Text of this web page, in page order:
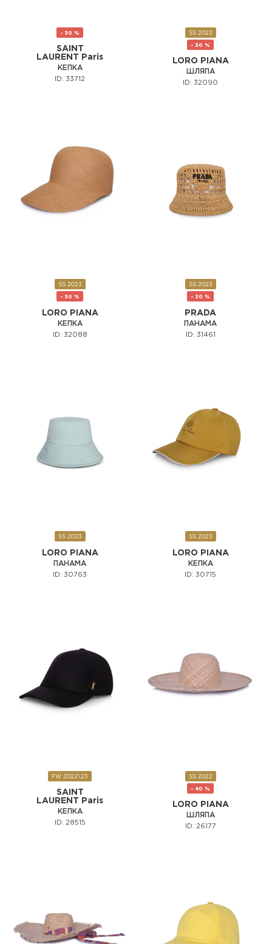
- 30 %
SAINT
LAURENT Paris
КЕПКА
ID: 33712
SS 2023
- 30 %
LORO PIANA
ШЛЯПА
ID: 32090
SS 2023
- 30 %
LORO PIANA
КЕПКА
ID: 32088
SS 2023
- 30 %
PRADA
ПАНАМА
ID: 31461
SS 2023
LORO PIANA
ПАНАМА
ID: 30763
SS 2023
LORO PIANA
КЕПКА
ID: 30715
FW 2022\23
SAINT
LAURENT Paris
КЕПКА
ID: 28515
SS 2022
- 40 %
LORO PIANA
ШЛЯПА
ID: 26177